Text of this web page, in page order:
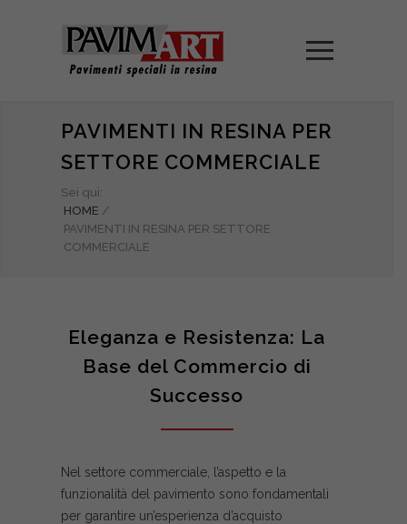
PAVIMENTI IN RESINA PER
SETTORE COMMERCIALE
Sei qui:
HOME /
PAVIMENTI IN RESINA PER SETTORE
COMMERCIALE
Eleganza e Resistenza: La
Base del Commercio di
Successo
Nel settore commerciale, l’aspetto e la
funzionalità del pavimento sono fondamentali
per garantire un’esperienza d’acquisto